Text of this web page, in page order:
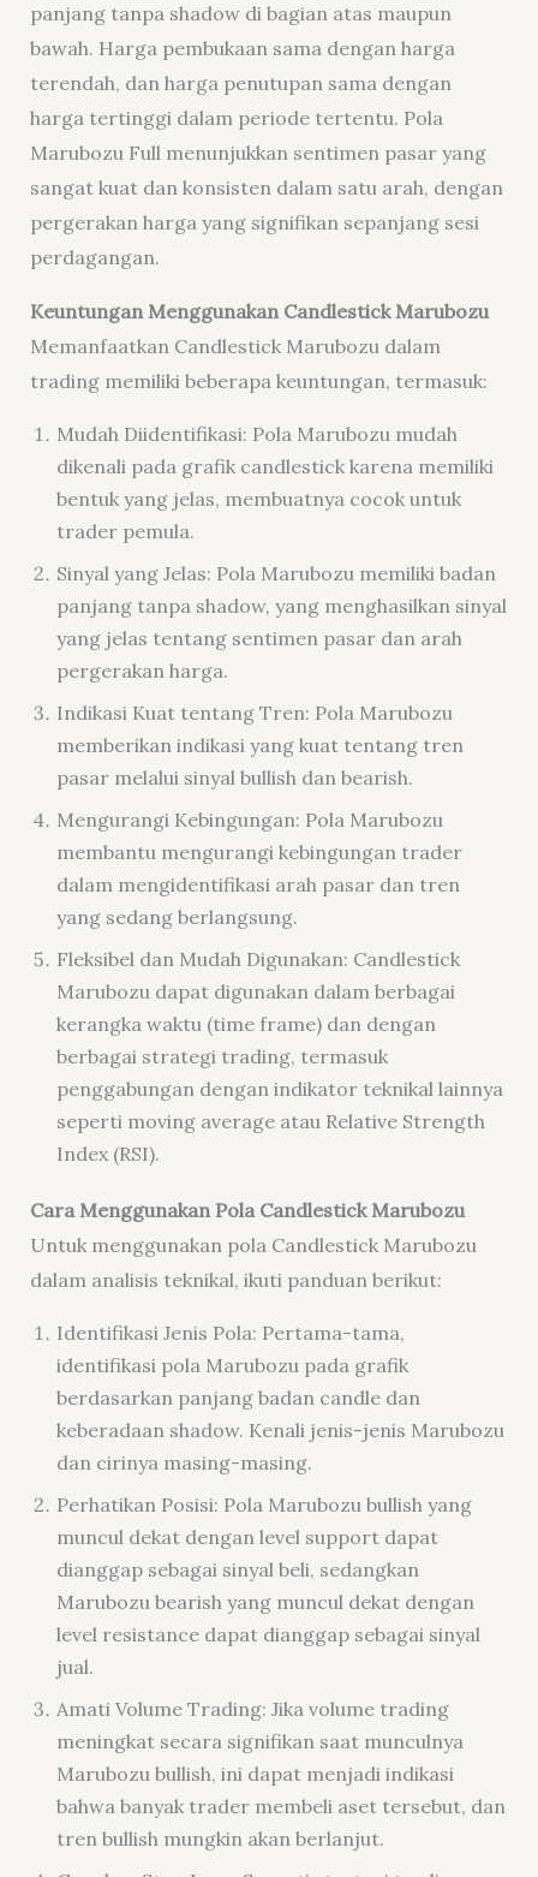
panjang tanpa shadow di bagian atas maupun
bawah. Harga pembukaan sama dengan harga
terendah, dan harga penutupan sama dengan
harga tertinggi dalam periode tertentu. Pola
Marubozu Full menunjukkan sentimen pasar yang
sangat kuat dan konsisten dalam satu arah, dengan
pergerakan harga yang signifikan sepanjang sesi
perdagangan.
Keuntungan Menggunakan Candlestick Marubozu
Memanfaatkan Candlestick Marubozu dalam
trading memiliki beberapa keuntungan, termasuk:
Mudah Diidentifikasi: Pola Marubozu mudah
dikenali pada grafik candlestick karena memiliki
bentuk yang jelas, membuatnya cocok untuk
trader pemula.
Sinyal yang Jelas: Pola Marubozu memiliki badan
panjang tanpa shadow, yang menghasilkan sinyal
yang jelas tentang sentimen pasar dan arah
pergerakan harga.
Indikasi Kuat tentang Tren: Pola Marubozu
memberikan indikasi yang kuat tentang tren
pasar melalui sinyal bullish dan bearish.
Mengurangi Kebingungan: Pola Marubozu
membantu mengurangi kebingungan trader
dalam mengidentifikasi arah pasar dan tren
yang sedang berlangsung.
Fleksibel dan Mudah Digunakan: Candlestick
Marubozu dapat digunakan dalam berbagai
kerangka waktu (time frame) dan dengan
berbagai strategi trading, termasuk
penggabungan dengan indikator teknikal lainnya
seperti moving average atau Relative Strength
Index (RSI).
Cara Menggunakan Pola Candlestick Marubozu
Untuk menggunakan pola Candlestick Marubozu
dalam analisis teknikal, ikuti panduan berikut:
Identifikasi Jenis Pola: Pertama-tama,
identifikasi pola Marubozu pada grafik
berdasarkan panjang badan candle dan
keberadaan shadow. Kenali jenis-jenis Marubozu
dan cirinya masing-masing.
Perhatikan Posisi: Pola Marubozu bullish yang
muncul dekat dengan level support dapat
dianggap sebagai sinyal beli, sedangkan
Marubozu bearish yang muncul dekat dengan
level resistance dapat dianggap sebagai sinyal
jual.
Amati Volume Trading: Jika volume trading
meningkat secara signifikan saat munculnya
Marubozu bullish, ini dapat menjadi indikasi
bahwa banyak trader membeli aset tersebut, dan
tren bullish mungkin akan berlanjut.